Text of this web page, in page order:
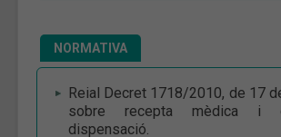
NORMATIVA
Reial Decret 1718/2010, de 17
sobre recepta mèdica i
dispensació.